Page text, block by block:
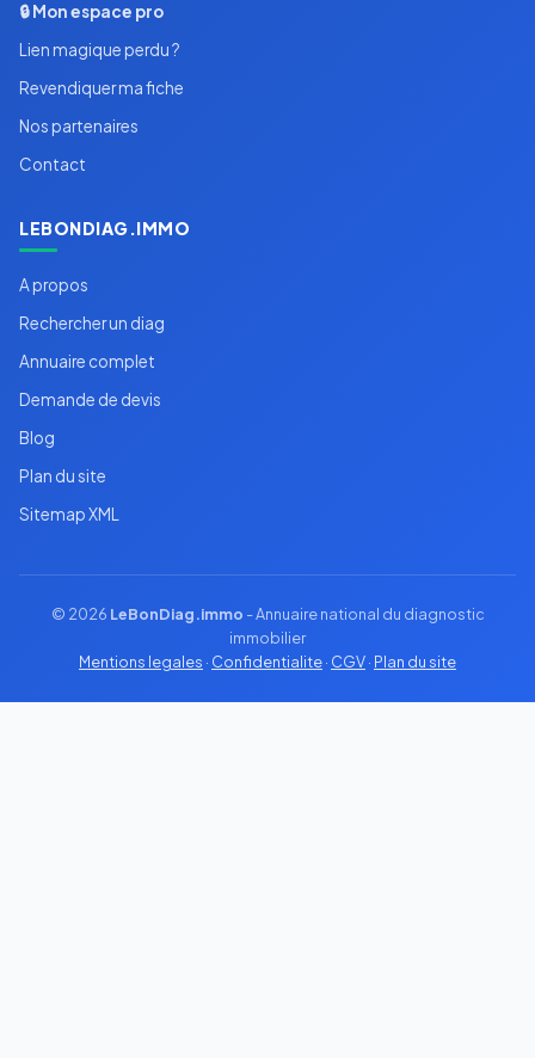
🔒 Mon espace pro
Lien magique perdu ?
Revendiquer ma fiche
Nos partenaires
Contact
LEBONDIAG.IMMO
A propos
Rechercher un diag
Annuaire complet
Demande de devis
Blog
Plan du site
Sitemap XML
© 2026 LeBonDiag.immo - Annuaire national du diagnostic
immobilier
Mentions legales · Confidentialite· CGV· Plan du site